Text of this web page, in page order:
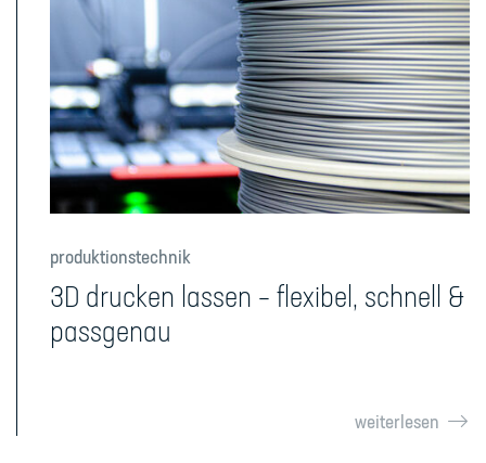
produktionstechnik
3D drucken lassen – flexibel, schnell &
passgenau
weiterlesen